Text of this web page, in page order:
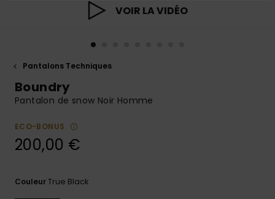
conversation
pour
plus rapide
à votre
question.
une
conversation
VOIR LA VIDÉO
Pantalons Techniques
Boundry
Pantalon de snow Noir Homme
ECO-BONUS
200,00 €
CouleurTrue Black